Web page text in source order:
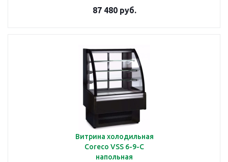
87 480 руб.
Витрина холодильная
Coreco VSS 6-9-C
напольная